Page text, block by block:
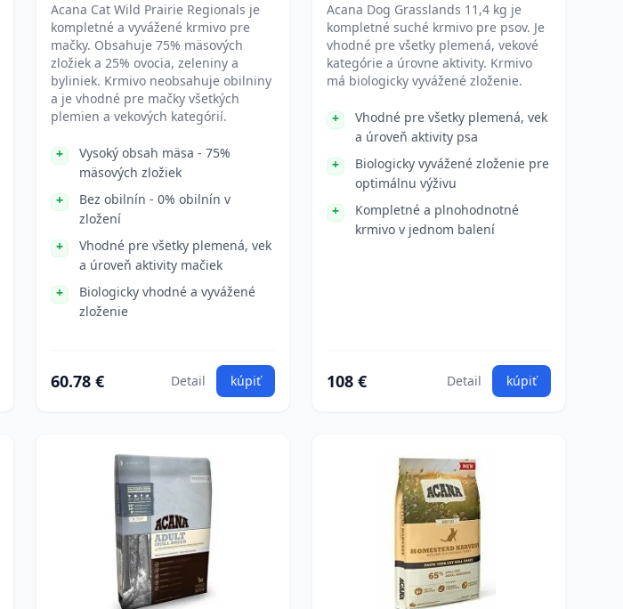
Acana Cat Wild Prairie Regionals je
kompletné a vyvážené krmivo pre
mačky. Obsahuje 75% mäsových
zložiek a 25% ovocia, zeleniny a
byliniek. Krmivo neobsahuje obilniny
a je vhodné pre mačky všetkých
plemien a vekových kategórií.
Vysoký obsah mäsa - 75%
mäsových zložiek
Bez obilnín - 0% obilnín v
zložení
Vhodné pre všetky plemená, vek
a úroveň aktivity mačiek
Biologicky vhodné a vyvážené
zloženie
60.78 € Detail kúpiť
Acana Dog Grasslands 11,4 kg je
kompletné suché krmivo pre psov. Je
vhodné pre všetky plemená, vekové
kategórie a úrovne aktivity. Krmivo
má biologicky vyvážené zloženie.
Vhodné pre všetky plemená, vek
a úroveň aktivity psa
Biologicky vyvážené zloženie pre
optimálnu výživu
Kompletné a plnohodnotné
krmivo v jednom balení
108 € Detail kúpiť